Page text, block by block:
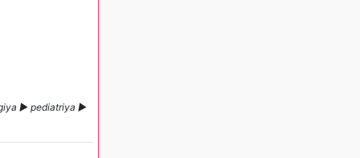
► pediatriya ►